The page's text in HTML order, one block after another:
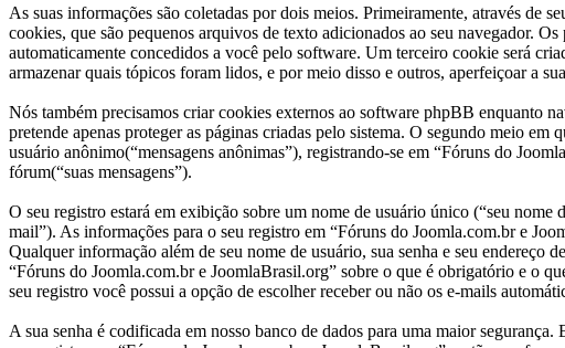
As suas informações são coletadas por dois meios. Primeiramente, através de
cookies, que são pequenos arquivos de texto adicionados ao seu navegador.
automaticamente concedidos a você pelo software. Um terceiro cookie será
armazenar quais tópicos foram lidos, e por meio disso e outros, aperfeiçoar a
Nós também precisamos criar cookies externos ao software phpBB enquanto
pretende apenas proteger as páginas criadas pelo sistema. O segundo meio
usuário anônimo(“mensagens anônimas”), registrando-se em “Fóruns do
fórum(“suas mensagens”).
O seu registro estará em exibição sobre um nome de usuário único (“seu
mail”). As informações para o seu registro em “Fóruns do Joomla.com.br e
Qualquer informação além de seu nome de usuário, sua senha e seu
“Fóruns do Joomla.com.br e JoomlaBrasil.org” sobre o que é obrigatório e o
seu registro você possui a opção de escolher receber ou não os e-mails
A sua senha é codificada em nosso banco de dados para uma maior